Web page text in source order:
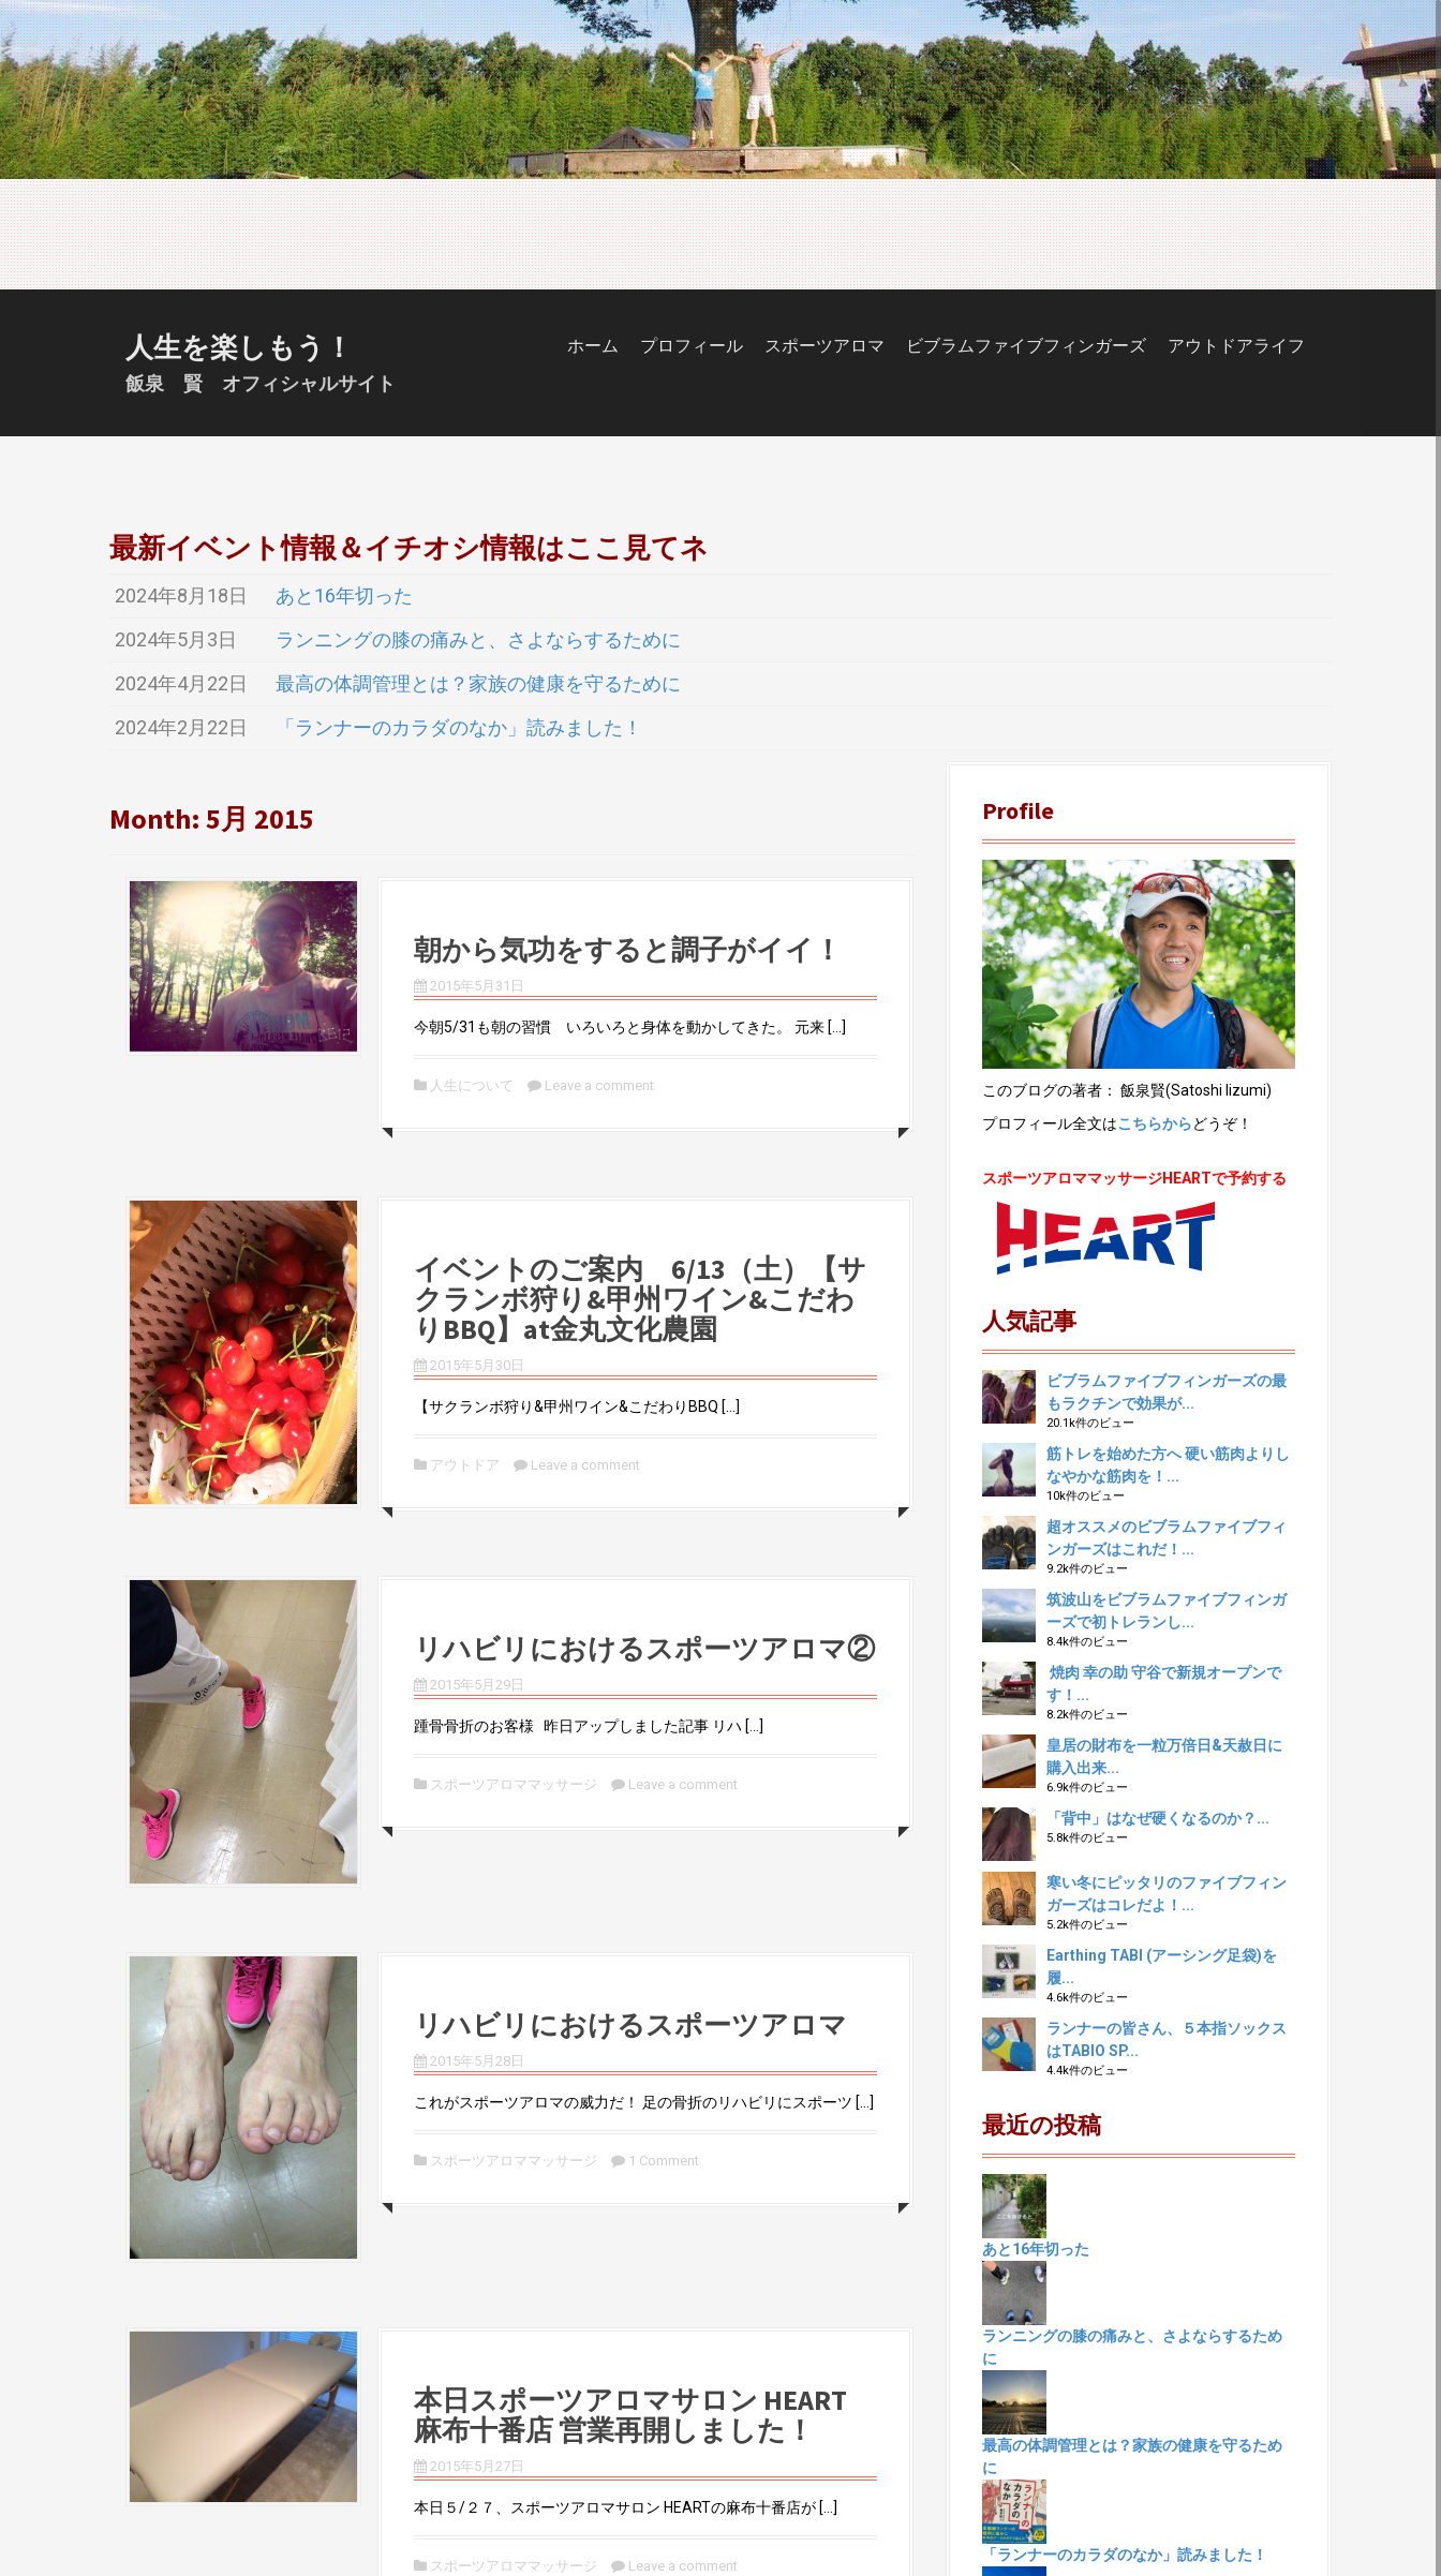
S
k
i
p
t
o
c
o
n
t
e
n
t
人生を楽しもう！
飯泉 賢 オフィシャルサイト
ホーム プロフィール スポーツアロマ ビブラムファイブフィンガーズ アウトドアライフ
最新イベント情報＆イチオシ情報はここ見てネ
2024年8月18日
あと16年切った
2024年5月3日
ランニングの膝の痛みと、さよならするために
2024年4月22日
最高の体調管理とは？家族の健康を守るために
2024年2月22日
「ランナーのカラダのなか」読みました！
Month: 5月 2015
朝から気功をすると調子がイイ！
2015年5月31日
今朝5/31も朝の習慣 いろいろと身体を動かしてきた。 元来 […]
人生について Leave a comment
イベントのご案内 6/13（土）【サ
クランボ狩り&甲州ワイン&こだわ
りBBQ】at金丸文化農園
2015年5月30日
【サクランボ狩り&甲州ワイン&こだわりBBQ […]
アウトドア Leave a comment
リハビリにおけるスポーツアロマ②
2015年5月29日
踵骨骨折のお客様 昨日アップしました記事 リハ […]
スポーツアロママッサージ Leave a comment
リハビリにおけるスポーツアロマ
2015年5月28日
これがスポーツアロマの威力だ！ 足の骨折のリハビリにスポーツ […]
スポーツアロママッサージ 1 Comment
本日スポーツアロマサロン HEART
麻布十番店 営業再開しました！
2015年5月27日
本日５/２７、スポーツアロマサロン HEARTの麻布十番店が […]
スポーツアロママッサージ Leave a comment
Profile
このブログの著者： 飯泉賢(Satoshi Iizumi)
プロフィール全文はこちらからどうぞ！
スポーツアロママッサージHEARTで予約する
人気記事
ビブラムファイブフィンガーズの最
もラクチンで効果が...
20.1k件のビュー
筋トレを始めた方へ 硬い筋肉よりし
なやかな筋肉を！...
10k件のビュー
超オススメのビブラムファイブフィ
ンガーズはこれだ！...
9.2k件のビュー
筑波山をビブラムファイブフィンガ
ーズで初トレランし...
8.4k件のビュー
焼肉 幸の助 守谷で新規オープンで
す！...
8.2k件のビュー
皇居の財布を一粒万倍日&天赦日に
購入出来...
6.9k件のビュー
「背中」はなぜ硬くなるのか？...
5.8k件のビュー
寒い冬にピッタリのファイブフィン
ガーズはコレだよ！...
5.2k件のビュー
Earthing TABI (アーシング足袋)を
履...
4.6k件のビュー
ランナーの皆さん、５本指ソックス
はTABIO SP...
4.4k件のビュー
最近の投稿
あと16年切った
ランニングの膝の痛みと、さよならするため
に
最高の体調管理とは？家族の健康を守るため
に
「ランナーのカラダのなか」読みました！